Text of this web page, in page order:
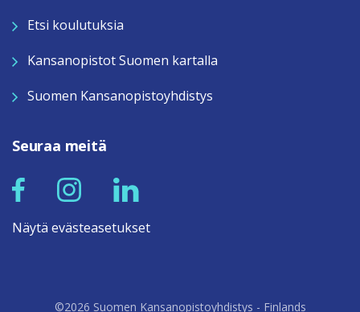
Etsi koulutuksia
Kansanopistot Suomen kartalla
Suomen Kansanopistoyhdistys
Seuraa meitä
Näytä evästeasetukset
©2026 Suomen Kansanopistoyhdistys - Finlands